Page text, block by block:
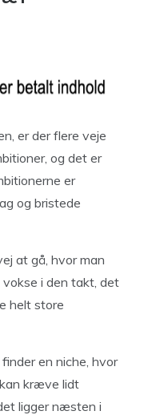
er der flere veje
og det er
er
og bristede
at gå, hvor man
i den takt, det
helt store
en niche, hvor
kræve lidt
ligger næsten i